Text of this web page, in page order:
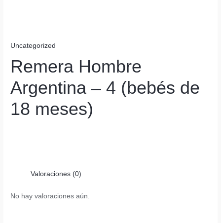
Uncategorized
Remera Hombre
Argentina – 4 (bebés de
18 meses)
Valoraciones (0)
No hay valoraciones aún.